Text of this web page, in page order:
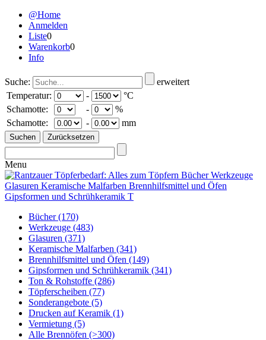
@Home
Anmelden
Liste0
Warenkorb0
Info
Suche:
erweitert
Temperatur:
-
°C
Schamotte:
-
%
Schamotte:
- mm
Menu
Bücher(170)
Werkzeuge (483)
Glasuren (371)
Keramische Malfarben (341)
Brennhilfsmittel und Öfen (149)
Gipsformen und Schrühkeramik (341)
Ton & Rohstoffe (286)
Töpferscheiben (77)
Sonderangebote (5)
Drucken auf Keramik (1)
Vermietung (5)
Alle Brennöfen (>300)